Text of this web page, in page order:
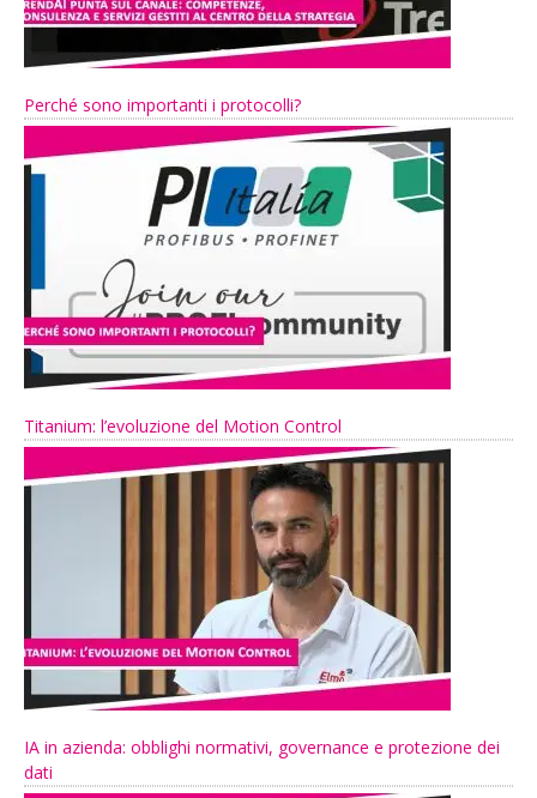
Perché sono importanti i protocolli?
Titanium: l’evoluzione del Motion Control
IA in azienda: obblighi normativi, governance e protezione dei
dati